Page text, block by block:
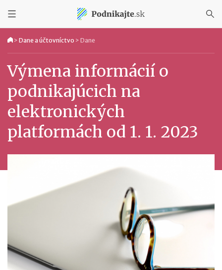
> Dane a účtovníctvo > Dane
Výmena informácií o
podnikajúcich na
elektronických
platformách od 1. 1. 2023